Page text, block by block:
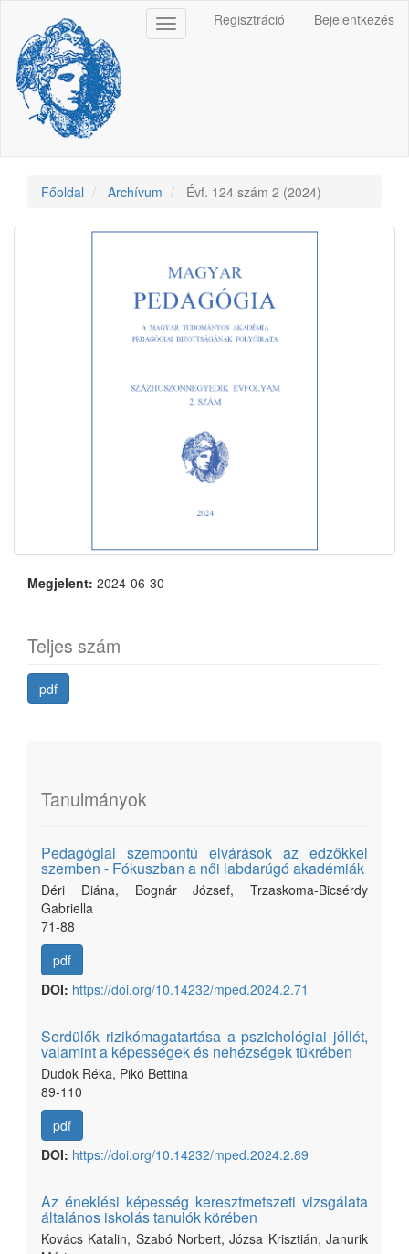
Navigation
Main
Content
Sidebar
Regisztráció Bejelentkezés
Toggle
navigation
Főoldal Archívum Évf. 124 szám 2 (2024)
Megjelent: 2024-06-30
Teljes szám
pdf
Tanulmányok
Pedagógiai szempontú elvárások az edzőkkel
szemben - Fókuszban a női labdarúgó akadémiák
Déri Diána, Bognár József, Trzaskoma-Bicsérdy
Gabriella
71-88
pdf
DOI: https://doi.org/10.14232/mped.2024.2.71
Serdülők rizikómagatartása a pszichológiai jóllét,
valamint a képességek és nehézségek tükrében
Dudok Réka, Pikó Bettina
89-110
pdf
DOI: https://doi.org/10.14232/mped.2024.2.89
Az éneklési képesség keresztmetszeti vizsgálata
általános iskolás tanulók körében
Kovács Katalin, Szabó Norbert, Józsa Krisztián, Janurik